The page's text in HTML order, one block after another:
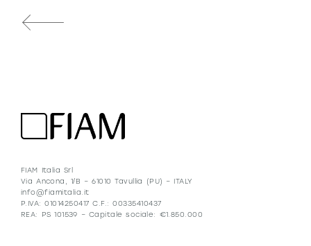
FIAM Italia Srl
Via Ancona, 1/B – 61010 Tavullia (PU) – ITALY
info@fiamitalia.it
P.IVA: 01014250417 C.F.: 00335410437
REA: PS 101539 – Capitale sociale: €1.850.000